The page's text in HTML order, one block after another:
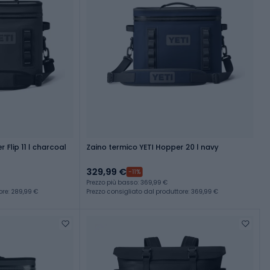
Flip 11 l charcoal
289,99 €
Zaino termico YETI Hopper 20 l navy
329,99 € -11%
Prezzo più basso: 369,99 €
Prezzo consigliato dal produttore: 369,99 €